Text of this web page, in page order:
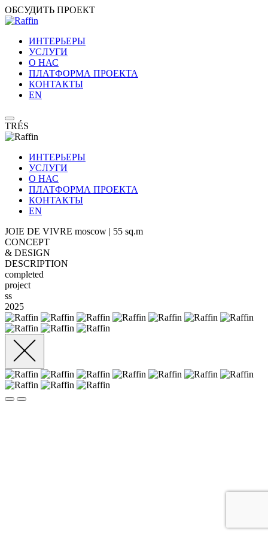
ОБСУДИТЬ ПРОЕКТ
ИНТЕРЬЕРЫ
УСЛУГИ
О НАС
ПЛАТФОРМА ПРОЕКТА
КОНТАКТЫ
EN
TRÉS
ИНТЕРЬЕРЫ
УСЛУГИ
О НАС
ПЛАТФОРМА ПРОЕКТА
КОНТАКТЫ
EN
JOIE DE VIVRE moscow | 55 sq.m
CONCEPT
& DESIGN
DESCRIPTION
completed
project
ss
2025